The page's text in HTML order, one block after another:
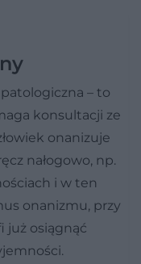
– to
konsultacji ze
onanizuje
nałogowo, np.
i w ten
onanizmu, przy
już osiągnąć